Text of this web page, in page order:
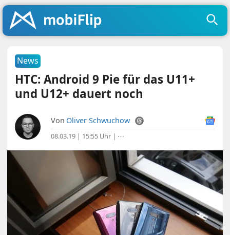
News
HTC: Android 9 Pie für das U11+
und U12+ dauert noch
Von Oliver Schwuchow
08.03.19 | 15:55 Uhr | ⋯